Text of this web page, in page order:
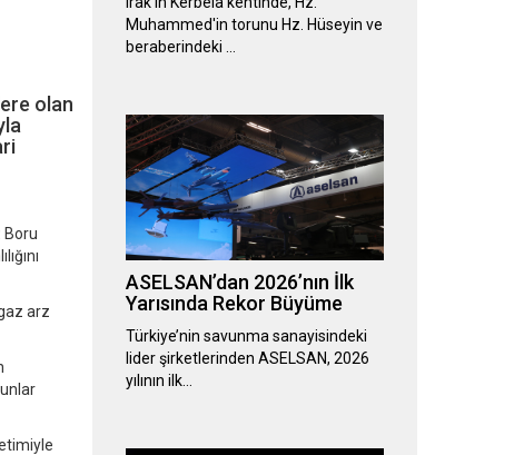
olan
Boru
arz
Muhammed'in torunu Hz. Hüseyin ve
beraberindeki …
ASELSAN’dan 2026’nın İlk
Yarısında Rekor Büyüme
Türkiye’nin savunma sanayisindeki
lider şirketlerinden ASELSAN, 2026
yılının ilk…